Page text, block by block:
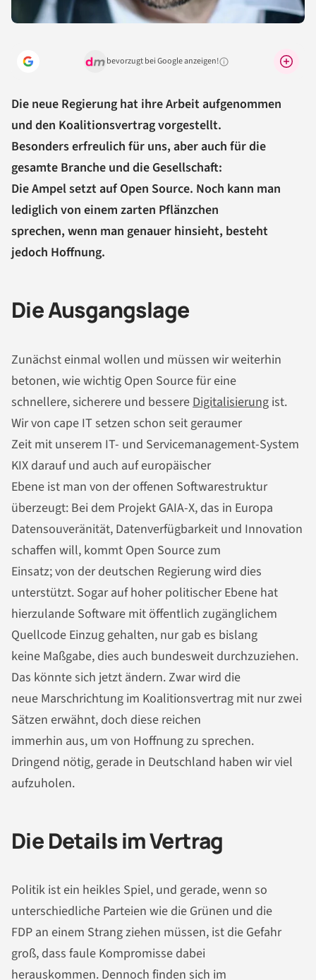
bevorzugt bei Google anzeigen!Warum lohnt sich das?
Die neue Regierung hat ihre Arbeit aufgenommen
und den Koalitionsvertrag vorgestellt.
Besonders erfreulich für uns, aber auch für die
gesamte Branche und die Gesellschaft:
Die Ampel setzt auf Open Source. Noch kann man
lediglich von einem zarten Pflänzchen
sprechen, wenn man genauer hinsieht, besteht
jedoch Hoffnung.
Die Ausgangslage
Zunächst einmal wollen und müssen wir weiterhin
betonen, wie wichtig Open Source für eine
schnellere, sicherere und bessere Digitalisierung ist.
Wir von cape IT setzen schon seit geraumer
Zeit mit unserem IT- und Servicemanagement-System
KIX darauf und auch auf europäischer
Ebene ist man von der offenen Softwarestruktur
überzeugt: Bei dem Projekt GAIA-X, das in Europa
Datensouveränität, Datenverfügbarkeit und Innovation
schaffen will, kommt Open Source zum
Einsatz; von der deutschen Regierung wird dies
unterstützt. Sogar auf hoher politischer Ebene hat
hierzulande Software mit öffentlich zugänglichem
Quellcode Einzug gehalten, nur gab es bislang
keine Maßgabe, dies auch bundesweit durchzuziehen.
Das könnte sich jetzt ändern. Zwar wird die
neue Marschrichtung im Koalitionsvertrag mit nur zwei
Sätzen erwähnt, doch diese reichen
immerhin aus, um von Hoffnung zu sprechen.
Dringend nötig, gerade in Deutschland haben wir viel
aufzuholen.
Die Details im Vertrag
Politik ist ein heikles Spiel, und gerade, wenn so
unterschiedliche Parteien wie die Grünen und die
FDP an einem Strang ziehen müssen, ist die Gefahr
groß, dass faule Kompromisse dabei
herauskommen. Dennoch finden sich im